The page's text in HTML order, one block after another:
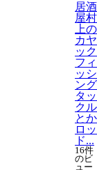
居酒
屋村
上の
カヤ
ック
フィ
ッシ
ング
タッ
クル
とか
ロッ
ド...
16件
のビ
ュー